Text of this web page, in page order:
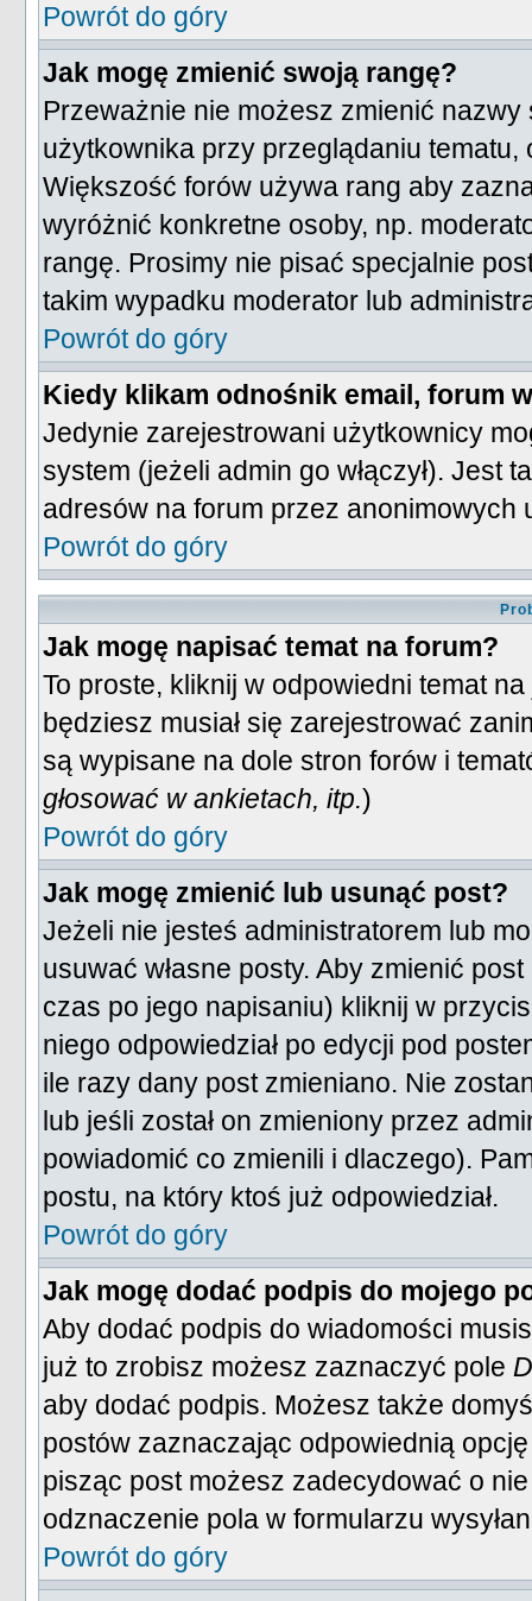
Powrót do góry
Jak mogę zmienić swoją rangę?
Przeważnie nie możesz zmienić
użytkownika przy przeglądaniu
Większość forów używa rang aby
wyróżnić konkretne osoby, np.
rangę. Prosimy nie pisać specjalnie
takim wypadku moderator lub
Powrót do góry
Kiedy klikam odnośnik email, forum
Jedynie zarejestrowani użytkownicy
system (jeżeli admin go włączył). Jest
adresów na forum przez anonimowych
Powrót do góry
Jak mogę napisać temat na forum?
To proste, kliknij w odpowiedni temat
będziesz musiał się zarejestrować
są wypisane na dole stron forów i
głosować w ankietach, itp.)
Powrót do góry
Jak mogę zmienić lub usunąć post?
Jeżeli nie jesteś administratorem lub
usuwać własne posty. Aby zmienić
czas po jego napisaniu) kliknij w
niego odpowiedział po edycji pod
ile razy dany post zmieniano. Nie
lub jeśli został on zmieniony przez
powiadomić co zmienili i dlaczego).
postu, na który ktoś już odpowiedział.
Powrót do góry
Jak mogę dodać podpis do mojego
Aby dodać podpis do wiadomości
już to zrobisz możesz zaznaczyć pole
aby dodać podpis. Możesz także
postów zaznaczając odpowiednią
pisząc post możesz zadecydować o
odznaczenie pola w formularzu
Powrót do góry